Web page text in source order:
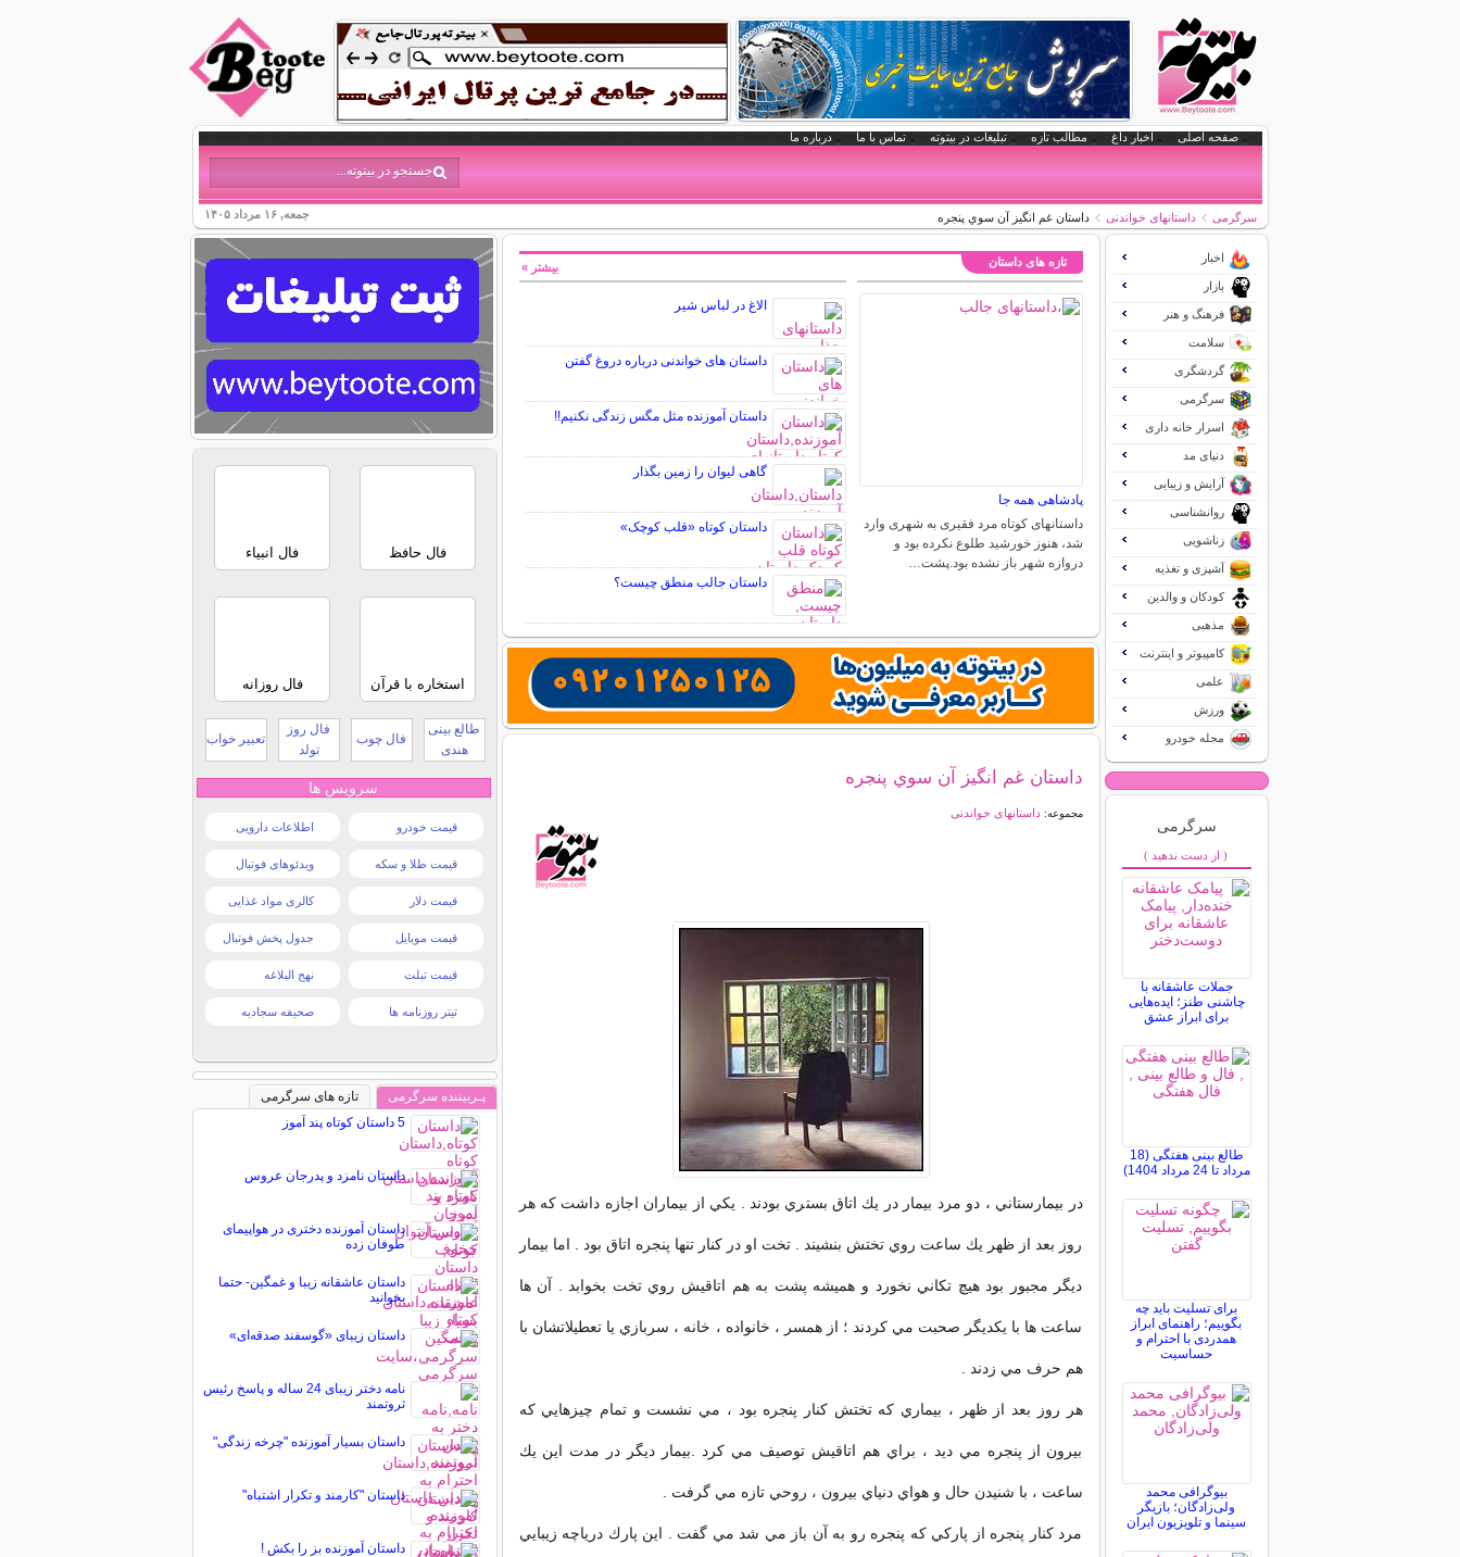
صفحه اصلی اخبار داغ مطالب تازه تبلیغات در بیتوته تماس با ما درباره ما
جمعه, ۱۶ مرداد ۱۴۰۵ سرگرمی داستانهای خواندنی داستان غم انگیز آن سوي پنجره
تازه های داستان
پادشاهی همه جا
داستانهای کوتاه مرد فقیری به شهری وارد
شد، هنوز خورشید طلوع نکرده بود و
دروازه شهر باز نشده بود.پشت…
الاغ در لباس شیر
داستان های خواندنی درباره دروغ گفتن
داستان آموزنده مثل مگس زندگی نکنیم!!
گاهی ليوان را زمين بگذار
داستان کوتاه «قلب کوچک»
داستان جالب منطق چیست؟
بیشتر »
داستان غم انگیز آن سوي پنجره
مجموعه:داستانهای خواندنی
در بيمارستاني ، دو مرد بيمار در يك اتاق بستري بودند . يكي از بيماران اجازه داشت كه هر
روز بعد از ظهر يك ساعت روي تختش بنشيند . تخت او در كنار تنها پنجره اتاق بود . اما بيمار
ديگر مجبور بود هيچ تكاني نخورد و هميشه پشت به هم اتاقيش روي تخت بخوابد . آن ها
ساعت ها با يكديگر صحبت مي كردند ؛ از همسر ، خانواده ، خانه ، سربازي يا تعطيلاتشان با
هم حرف مي زدند .
هر روز بعد از ظهر ، بيماري كه تختش كنار پنجره بود ، مي نشست و تمام چيزهايي كه
بيرون از پنجره مي ديد ، براي هم اتاقيش توصيف مي كرد .بيمار ديگر در مدت اين يك
ساعت ، با شنيدن حال و هواي دنياي بيرون ، روحي تازه مي گرفت .
مرد كنار پنجره از پاركي كه پنجره رو به آن باز مي شد مي گفت . اين پارك درياچه زيبايي
اخبار
بازار
فرهنگ و هنر
سلامت
گردشگری
سرگرمی
اسرار خانه داری
دنیای مد
آرایش و زیبایی
روانشناسی
زناشویی
آشپزی و تغذیه
کودکان و والدین
مذهبی
کامپیوتر و اینترنت
علمی
ورزش
مجله خودرو
سرگرمی
( از دست ندهید )
جملات عاشقانه با
چاشنی طنز؛ ایده‌هایی
برای ابراز عشق
طالع بینی هفتگی (18
مرداد تا 24 مرداد 1404)
برای تسلیت باید چه
بگوییم؛ راهنمای ابراز
همدردی با احترام و
حساسیت
بیوگرافی محمد
ولی‌زادگان؛ بازیگر
سینما و تلویزیون ایران
فال حافظ فال انبیاء
استخاره با قرآن فال روزانه
طالع بینی
هندی
فال چوب
فال روز
تولد
تعبیر خواب
سرویس ها
قیمت خودرو اطلاعات دارویی
قیمت طلا و سکه ویدئوهای فوتبال
قیمت دلار کالری مواد غذایی
قیمت موبایل جدول پخش فوتبال
قیمت تبلت نهج البلاغه
تیتر روزنامه ها صحیفه سجادیه
پـربیننده سرگرمی
تازه های سرگرمی
5 داستان کوتاه پند آموز
داستان‌ نامزد و پدرجان عروس
داستان آموزنده دختری در هواپیمای
طوفان زده
داستان عاشقانه زیبا و غمگین- حتما
بخوانید
داستان زیبای «گوسفند صدقه‌ای»
نامه دختر زیبای 24 ساله و پاسخ رئیس
ثروتمند
داستان بسيار آموزنده "چرخه زندگی"
داستان "کارمند و تکرار اشتباه"
داستان آموزنده بز را بکش !